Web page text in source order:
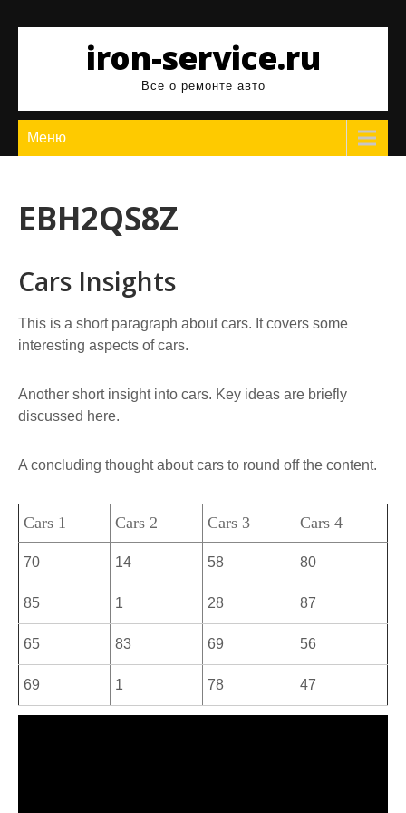
содержимомуiron-service.ru
Все о ремонте авто
Меню
EBH2QS8Z
Cars Insights
This is a short paragraph about cars. It covers some
interesting aspects of cars.
Another short insight into cars. Key ideas are briefly
discussed here.
A concluding thought about cars to round off the content.
Cars 1 Cars 2 Cars 3 Cars 4
70 14 58 80
85 1 28 87
65 83 69 56
69 1 78 47